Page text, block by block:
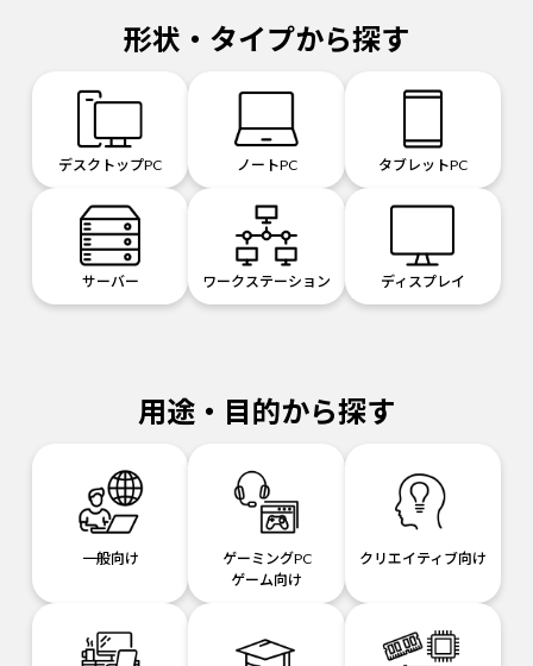
形状・タイプから探す
デスクトップPC ノートPC タブレットPC
サーバー ワークステーション ディスプレイ
用途・目的から探す
一般向け
ゲーミングPC
ゲーム向け
クリエイティブ向け